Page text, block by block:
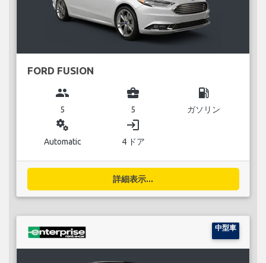
FORD FUSION
group
5
business_center
5
local_gas_station
ガソリン
miscellaneous_services
Automatic
login
4 ドア
詳細表示...
中型車